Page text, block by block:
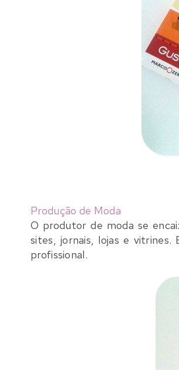
Produção de Moda
O produtor de moda se
sites, jornais, lojas e
profissional.